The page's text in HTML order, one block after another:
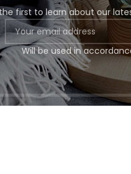
first to learn about our
Will be used in